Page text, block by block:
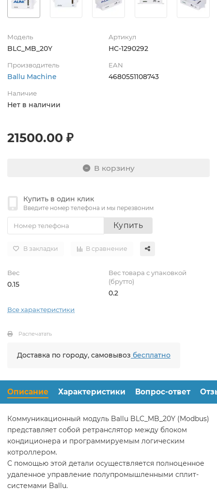
Модель
BLC_MB_20Y
Артикул
НС-1290292
Производитель
Ballu Machine
EAN
4680551108743
Наличие
Нет в наличии
21500.00 ₽
В корзину
Купить в один клик
Введите номер телефона и мы перезвоним
Купить
В закладки В сравнение
Вес
0.15
Вес товара с упаковкой
(брутто)
0.2
Все характеристики
Распечатать
Доставка по городу, самовывоз бесплатно
Описание Характеристики Вопрос-ответ
Коммуникационный модуль Ballu BLC_MB_20Y (Modbus)
представляет собой ретранслятор между блоком
кондиционера и программируемым логическим
котроллером.
С помощью этой детали осуществляется полноценное
удаленное управление полупромышленными сплит-
системами Ballu.